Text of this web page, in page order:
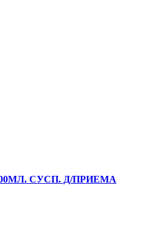
СУСП. Д/ПРИЕМА